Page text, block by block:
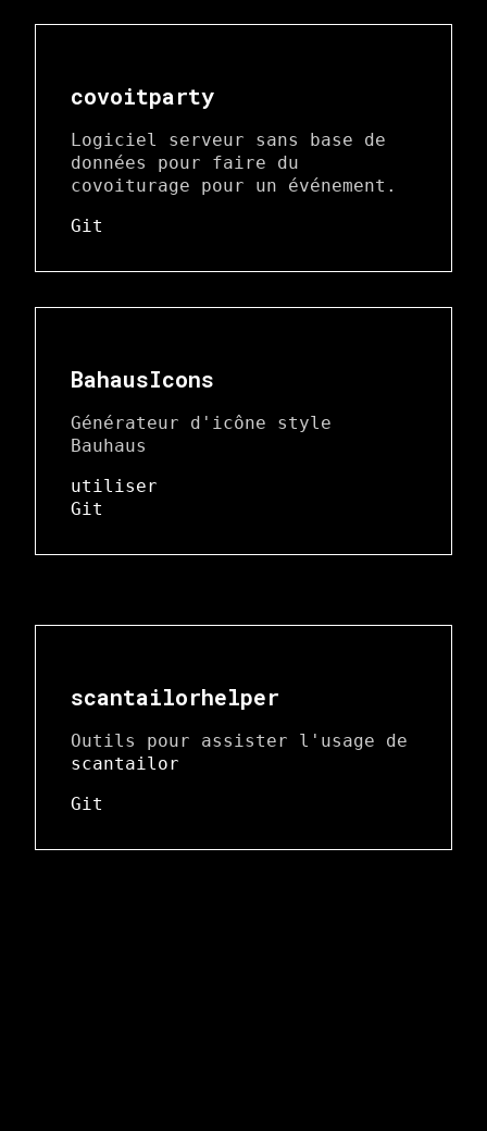
covoitparty
Logiciel serveur sans base de
données pour faire du
covoiturage pour un événement.
Git
BahausIcons
Générateur d'icône style
Bauhaus
utiliser
Git
scantailorhelper
Outils pour assister l'usage de
scantailor
Git